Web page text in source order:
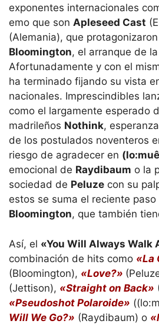
exponentes internacionales
emo que son Apleseed Cast
(Alemania), que
Bloomington, el arranque de
Afortunadamente y con el
ha terminado fijando su vista
nacionales. Imprescindibles
como el largamente esperado
madrileños Nothink,
de los postulados noventeros
riesgo de agradecer en
emocional de Raydibaum o la
sociedad de Peluze con su
estos se suma el reciente
Bloomington, que también
Así, el «You Will Always Walk
combinación de hits como «La
(Bloomington), «Love?»
(Jettison), «Straight on Back»
«Pseudoshot Polaroide»
Will We Go?» (Raydibaum) o